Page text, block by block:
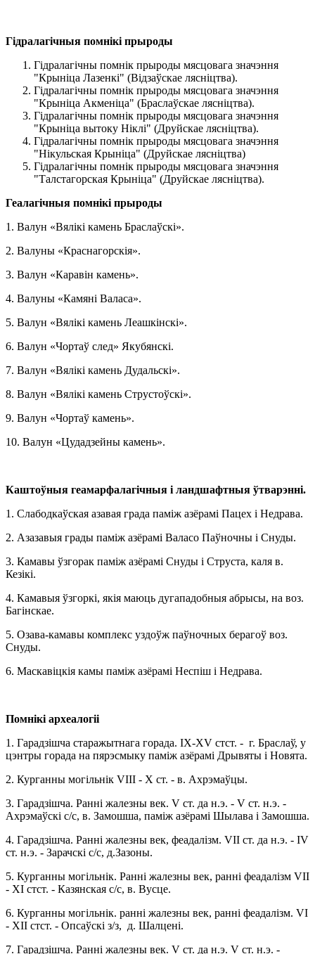
Гідралагічныя помнікі прыроды
Гідралагічны помнік прыроды мясцовага значэння
"Крыніца Лазенкі" (Відзаўскае лясніцтва).
Гідралагічны помнік прыроды мясцовага значэння
"Крыніца Акменіца" (Браслаўскае лясніцтва).
Гідралагічны помнік прыроды мясцовага значэння
"Крыніца вытоку Ніклі" (Друйскае лясніцтва).
Гідралагічны помнік прыроды мясцовага значэння
"Нікульская Крыніца" (Друйскае лясніцтва)
Гідралагічны помнік прыроды мясцовага значэння
"Талстагорская Крыніца" (Друйскае лясніцтва).
Геалагічныя помнікі прыроды
1. Валун «Вялікі камень Браслаўскі».
2. Валуны «Краснагорскія».
3. Валун «Каравін камень».
4. Валуны «Камяні Валаса».
5. Валун «Вялікі камень Леашкінскі».
6. Валун «Чортаў след» Якубянскі.
7. Валун «Вялікі камень Дудальскі».
8. Валун «Вялікі камень Струстоўскі».
9. Валун «Чортаў камень».
10. Валун «Цудадзейны камень».
Каштоўныя геамарфалагічныя і ландшафтныя ўтварэнні.
1. Слабодкаўская азавая града паміж азёрамі Пацех і Недрава.
2. Азазавыя грады паміж азёрамі Валасо Паўночны і Снуды.
3. Камавы ўзгорак паміж азёрамі Снуды і Струста, каля в.
Кезікі.
4. Камавыя ўзгоркі, якія маюць дугападобныя абрысы, на воз.
Багінскае.
5. Озава-камавы комплекс уздоўж паўночных берагоў воз.
Снуды.
6. Маскавіцкія камы паміж азёрамі Неспіш і Недрава.
Помнікі археалогіі
1. Гарадзішча старажытнага горада. IX-XV стст. - г. Браслаў, у
цэнтры горада на пярэсмыку паміж азёрамі Дрывяты і Новята.
2. Курганны могільнік VIII - X ст. - в. Ахрэмаўцы.
3. Гарадзішча. Ранні жалезны век. V ст. да н.э. - V ст. н.э. -
Ахрэмаўскі с/с, в. Замошша, паміж азёрамі Шылава і Замошша.
4. Гарадзішча. Ранні жалезны век, феадалізм. VII ст. да н.э. - IV
ст. н.э. - Зарачскі с/с, д.Зазоны.
5. Курганны могільнік. Ранні жалезны век, ранні феадалізм VII
- XI стст. - Казянская с/с, в. Вусце.
6. Курганны могільнік. ранні жалезны век, ранні феадалізм. VI
- XII стст. - Опсаўскі з/з, д. Шалцені.
7. Гарадзішча. Ранні жалезны век. V ст. да н.э. V ст. н.э. -